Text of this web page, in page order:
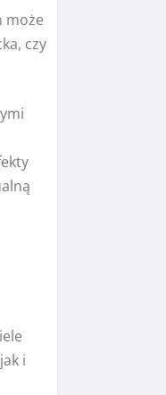
może
czy
i